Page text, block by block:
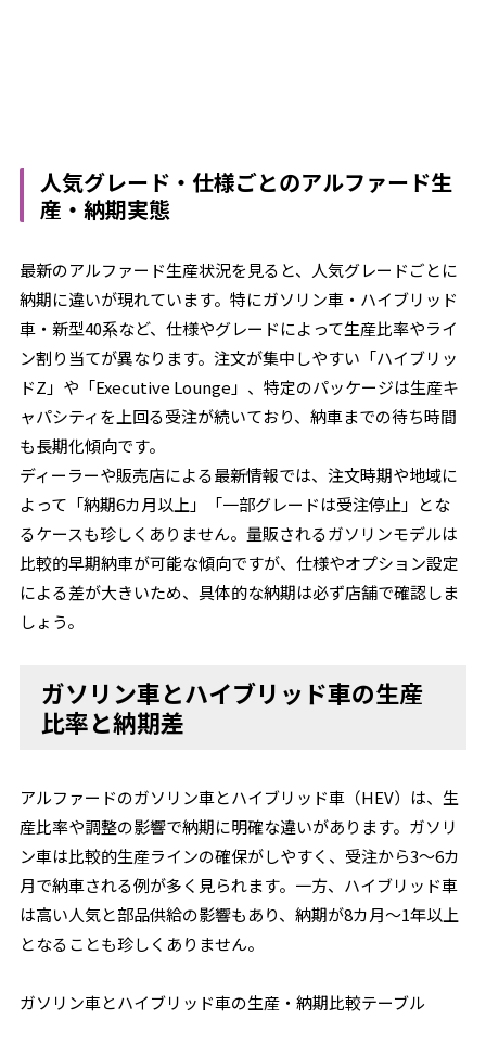
人気グレード・仕様ごとのアルファード生
産・納期実態
最新のアルファード生産状況を見ると、人気グレードごとに
納期に違いが現れています。特にガソリン車・ハイブリッド
車・新型40系など、仕様やグレードによって生産比率やライ
ン割り当てが異なります。注文が集中しやすい「ハイブリッ
ドZ」や「Executive Lounge」、特定のパッケージは生産キ
ャパシティを上回る受注が続いており、納車までの待ち時間
も長期化傾向です。
ディーラーや販売店による最新情報では、注文時期や地域に
よって「納期6カ月以上」「一部グレードは受注停止」とな
るケースも珍しくありません。量販されるガソリンモデルは
比較的早期納車が可能な傾向ですが、仕様やオプション設定
による差が大きいため、具体的な納期は必ず店舗で確認しま
しょう。
ガソリン車とハイブリッド車の生産
比率と納期差
アルファードのガソリン車とハイブリッド車（HEV）は、生
産比率や調整の影響で納期に明確な違いがあります。ガソリ
ン車は比較的生産ラインの確保がしやすく、受注から3～6カ
月で納車される例が多く見られます。一方、ハイブリッド車
は高い人気と部品供給の影響もあり、納期が8カ月～1年以上
となることも珍しくありません。
ガソリン車とハイブリッド車の生産・納期比較テーブル